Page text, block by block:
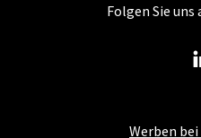
Werben bei
Folgen Sie uns